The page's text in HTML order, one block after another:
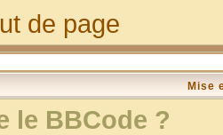
de page
Mise
le BBCode ?